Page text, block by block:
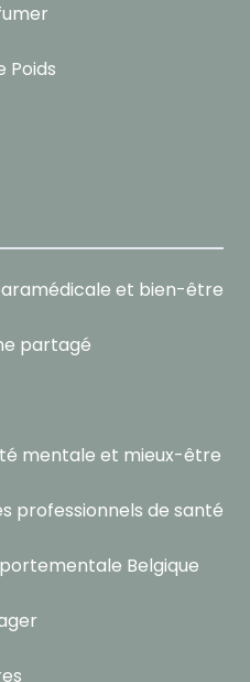
Poids
et bien-être
partagé
mentale et mieux-être
professionnels de santé
Belgique